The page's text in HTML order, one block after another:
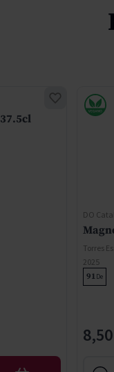
DO
Torres
2025
91 De